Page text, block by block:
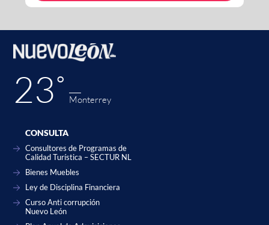
23˚ Monterrey
CONSULTA
Consultores de Programas de
Calidad Turística – SECTUR NL
Bienes Muebles
Ley de Disciplina Financiera
Curso Anti corrupción
Nuevo León